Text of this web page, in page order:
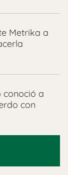
Metrika a
conoció a
con